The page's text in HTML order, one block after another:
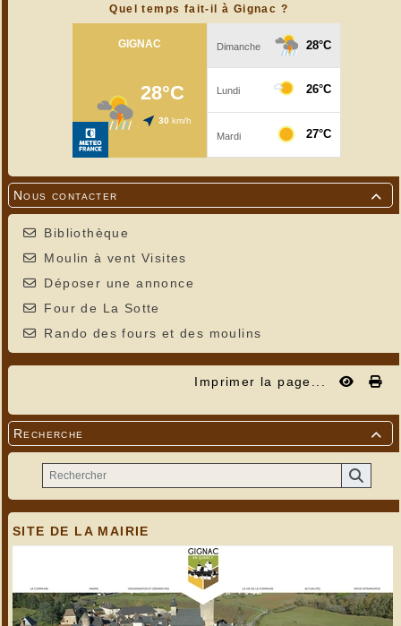
Quel temps fait-il à Gignac ?

Nous contacter
Bibliothèque
Moulin à vent Visites
Déposer une annonce
Four de La Sotte
Rando des fours et des moulins
Imprimer la page...

Recherche
SITE DE LA MAIRIE